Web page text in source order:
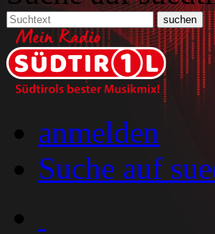
anmelden
Suche auf